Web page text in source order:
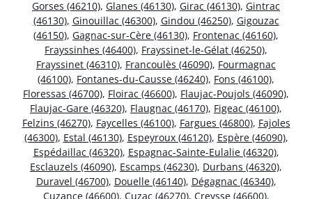
Gorses (46210), Glanes (46130), Girac (46130), Gintrac
(46130), Ginouillac (46300), Gindou (46250), Gigouzac
(46150), Gagnac-sur-Cère (46130), Frontenac (46160),
Frayssinhes (46400), Frayssinet-le-Gélat (46250),
Frayssinet (46310), Francoulès (46090), Fourmagnac
(46100), Fontanes-du-Causse (46240), Fons (46100),
Floressas (46700), Floirac (46600), Flaujac-Poujols (46090),
Flaujac-Gare (46320), Flaugnac (46170), Figeac (46100),
Felzins (46270), Faycelles (46100), Fargues (46800), Fajoles
(46300), Estal (46130), Espeyroux (46120), Espère (46090),
Espédaillac (46320), Espagnac-Sainte-Eulalie (46320),
Esclauzels (46090), Escamps (46230), Durbans (46320),
Duravel (46700), Douelle (46140), Dégagnac (46340),
Cuzance (46600), Cuzac (46270), Creysse (46600),